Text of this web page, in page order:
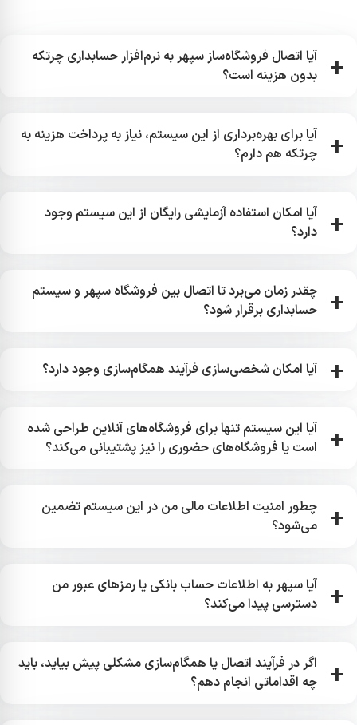
آیا اتصال فروشگاه‌ساز سپهر به نرم‌افزار حسابداری چرتکه
بدون هزینه است؟
نوع نرم‌افزار حسابداری مورد استفاده شما متفاوت است.
برای جزئیات بیشتر، با ما در ارتباط باشید.
آیا برای بهره‌برداری از این سیستم، نیاز به پرداخت هزینه به
چرتکه هم دارم؟
پرداخت هزینه اضافی نیست. اما اگر هنوز لایسنس این
نرم‌افزارها را ندارید، لازم است ابتدا از چرتکه خریداری
آیا امکان استفاده آزمایشی رایگان از این سیستم وجود
دارد؟
عملکرد اتصال به حسابداری ارائه می‌دهد.
چقدر زمان می‌برد تا اتصال بین فروشگاه سپهر و سیستم
حسابداری برقرار شود؟
انجام می‌شود.
آیا امکان شخصی‌سازی فرآیند همگام‌سازی وجود دارد؟
کنید.
آیا این سیستم تنها برای فروشگاه‌های آنلاین طراحی شده
است یا فروشگاه‌های حضوری را نیز پشتیبانی می‌کند؟
پشتیبانی می‌کند.
چطور امنیت اطلاعات مالی من در این سیستم تضمین
می‌شود؟
رمزنگاری‌شده ذخیره و منتقل می‌شوند.
آیا سپهر به اطلاعات حساب بانکی یا رمزهای عبور من
دسترسی پیدا می‌کند؟
تراکنش‌ها و موجودی کالاها را همگام‌سازی می‌کند و به
اطلاعات شخصی شما دسترسی ندارد.
اگر در فرآیند اتصال یا همگام‌سازی مشکلی پیش بیاید، باید
چه اقداماتی انجام دهم؟